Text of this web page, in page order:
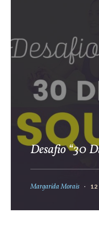
Desafio “30
Margarida Morais